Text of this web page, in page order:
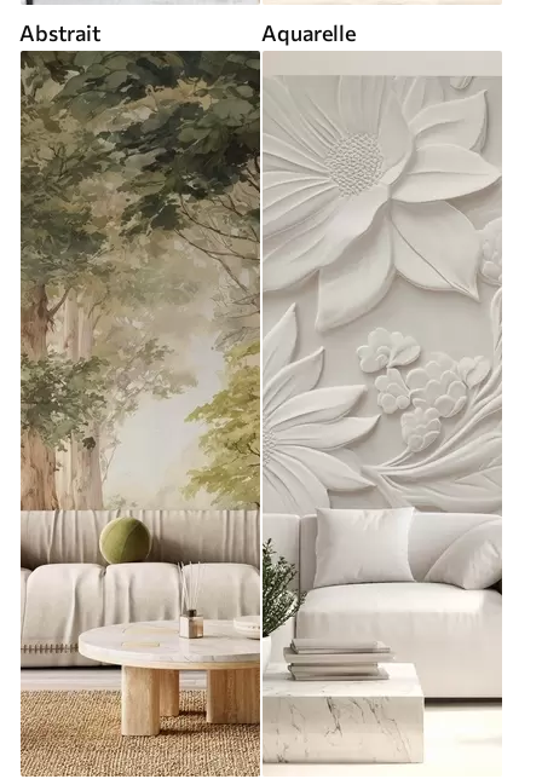
Abstrait Aquarelle